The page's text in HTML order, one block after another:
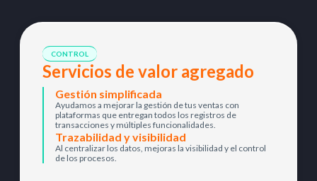
CONTROL
Servicios de valor agregado
Gestión simplificada
Ayudamos a mejorar la gestión de tus ventas con
plataformas que entregan todos los registros de
transacciones y múltiples funcionalidades.
Trazabilidad y visibilidad
Al centralizar los datos, mejoras la visibilidad y el control
de los procesos.